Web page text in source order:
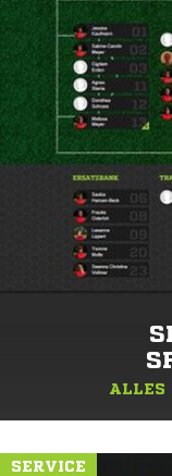
ALLES
SERVICE